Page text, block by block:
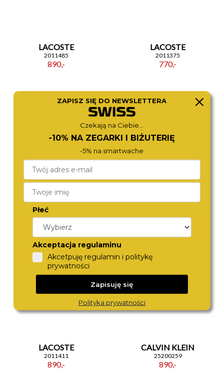
LACOSTE
2011485
890,-
LACOSTE
2011375
770,-
TOMMY HILFIGER
1710610
970,-
LACOSTE
2011411
890,-
CALVIN KLEIN
25200259
890,-
ZAPISZ SIĘ DO NEWSLETTERA
Czekają na Ciebie...
-10% NA ZEGARKI I BIŻUTERIĘ
-5% na smartwache
Płeć
Akceptacja regulaminu
Akcetpuję regulamin i politykę
prywatności
Zapisuję się
Polityka prywatności